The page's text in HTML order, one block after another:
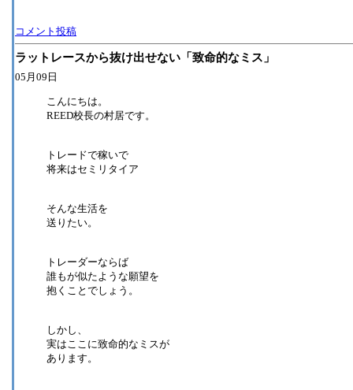
コメント投稿
ラットレースから抜け出せない「致命的なミス」
05月09日
こんにちは。
REED校長の村居です。
トレードで稼いで
将来はセミリタイア
そんな生活を
送りたい。
トレーダーならば
誰もが似たような願望を
抱くことでしょう。
しかし、
実はここに致命的なミスが
あります。